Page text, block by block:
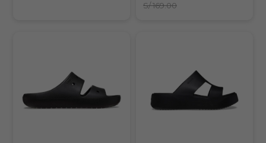
S/169.00